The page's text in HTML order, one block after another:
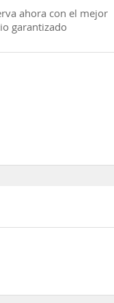
ahora con el mejor
garantizado